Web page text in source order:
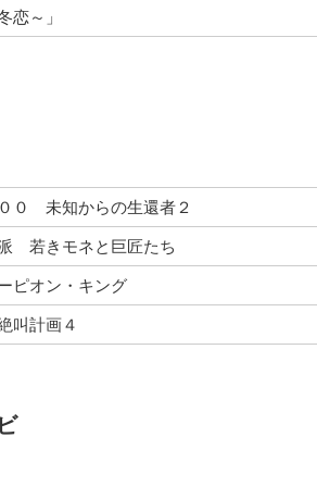
恋～」
０ 未知からの生還者２
若きモネと巨匠たち
ピオン・キング
叫計画４